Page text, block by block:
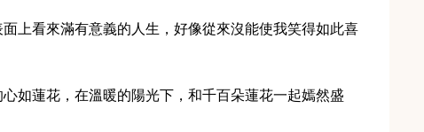
上看來滿有意義的人生，好像從來沒能使我笑得如此喜
如蓮花，在溫暖的陽光下，和千百朵蓮花一起嫣然盛